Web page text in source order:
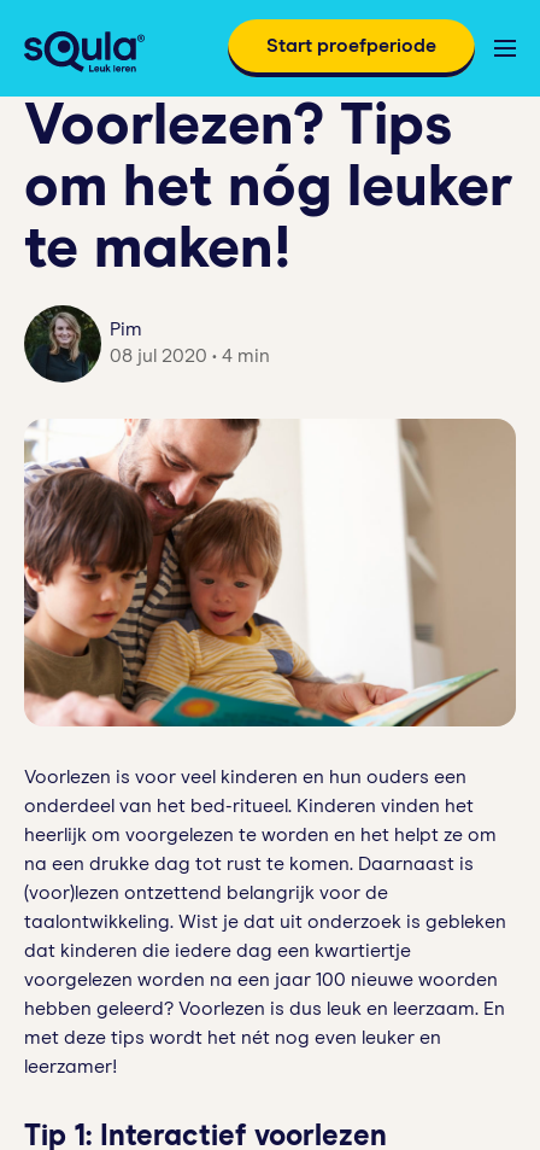
Start proefperiode
Voorlezen? Tips
om het nóg leuker
te maken!
Pim
08 jul 2020 • 4 min
Voorlezen is voor veel kinderen en hun ouders een
onderdeel van het bed-ritueel. Kinderen vinden het
heerlijk om voorgelezen te worden en het helpt ze om
na een drukke dag tot rust te komen. Daarnaast is
(voor)lezen ontzettend belangrijk voor de
taalontwikkeling. Wist je dat uit onderzoek is gebleken
dat kinderen die iedere dag een kwartiertje
voorgelezen worden na een jaar 100 nieuwe woorden
hebben geleerd? Voorlezen is dus leuk en leerzaam. En
met deze tips wordt het nét nog even leuker en
leerzamer!
Tip 1: Interactief voorlezen